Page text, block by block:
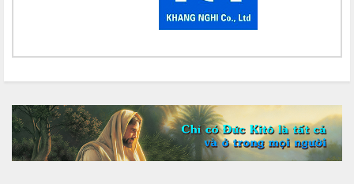
Chúc mừng bổn mạng Chị Maria Trần Thị Công Anh 15/08
Chúc mừng bổn mạng Chị Maria Đỗ Thị Tâm 15/08
Chúc mừng bổn mạng Chị Maria Lương Thị Hồng 15/08
Chúc mừng bổn mạng Chị Maria Ngô Thị Yến 15/08